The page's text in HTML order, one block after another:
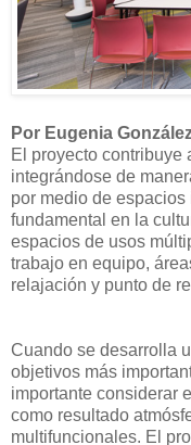
Por Eugenia
El proyecto contribuye
integrándose de
por medio de
fundamental en la
espacios de usos
trabajo en equipo,
relajación y punto de
Cuando se desarrolla
objetivos más
importante considerar
como resultado
multifuncionales. El